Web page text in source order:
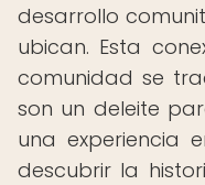
desarrollo
ubican. Esta
comunidad se
son un deleite
una experiencia
descubrir la